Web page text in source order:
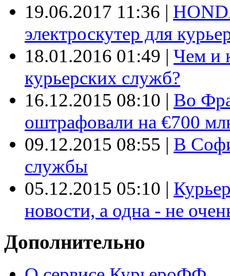
19.06.2017 11:36 |
электроскутер для
18.01.2016 01:49 | Чем и
курьерских служб?
16.12.2015 08:10 | Во
оштрафовали на €700
09.12.2015 08:55 | В
службы
05.12.2015 05:10 |
новости, а одна - не
Дополнительно